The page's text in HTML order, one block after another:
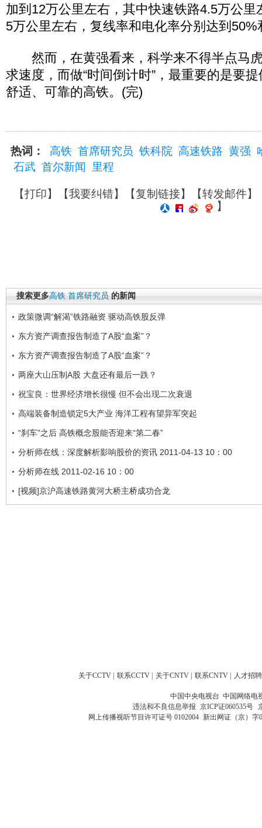
加到12万公里左右，其中快速铁路4.5万公里
5万公里左右，复线率和电化率分别达到50%
然而，在黄强看来，科学来不得半点马
求速度，而做“时间倒计时”，最重要的是要
舒适、可靠的高铁。(完)
热词： 高铁 首席研究员 铁科院 高速铁路 黄强
石武 首尔新闻 里程
【打印】【我要纠错】【复制链接】【转发邮件】
】
搜索更多高铁 首席研究员 的新闻
政策微调“解渴”铁路融资 驱动高铁股反弹
东方资产调查报告制造了A股“血案”？
东方资产调查报告制造了A股“血案”？
两座大山压制A股 大盘还有最后一跌？
祝宝良：世界经济增长很慢 但不会出现二次衰退
高端装备制造锁定5大产业 海洋工程有望异军突起
“刹车”之后 高铁概念股能否迎来“第二春”
分析师在线：深度解析影响股价的资讯 2011-04-13 10：00
分析师在线 2011-02-16 10：00
[视频]京沪高速铁路黄河大桥主桥成功合龙
关于CCTV 联系CCTV 关于CNTV 联系CNTV 人才招聘
中国中央电视台 中国网络电
违法和不良信息举报 京ICP证060535号
网上传播视听节目许可证号 0102004 新出网证（京）